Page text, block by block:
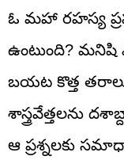
ఓ మహా రహస్య
ఉంటుంది? మనిషి
బయట కొత్త తరాలు
శాస్త్రవేత్తలను
ఆ ప్రశ్నలకు